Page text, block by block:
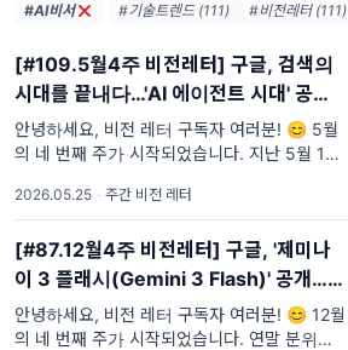
#AI비서 #기술트렌드 (111) #비전레터 (111)
#AI생태계 (38)
#엔비디아 (36)
#AI에이전트 (33)
#AI혁신 (33)
#AI인프라 (32)
#데이터센터 (31)
#디지털전환 (31)
#AI윤리 (31)
[#109.5월4주 비전레터] 구글, 검색의
시대를 끝내다…'AI 에이전트 시대' 공식
선언
안녕하세요, 비전 레터 구독자 여러분! 😊 5월
의 네 번째 주가 시작되었습니다. 지난 5월 19
사 중 하나인 '구글 I/O 2026'가
2026.05.25 · 주간 비전 레터
[#87.12월4주 비전레터] 구글, '제미나
이 3 플래시(Gemini 3 Flash)' 공개…
더 빠르고, 더 싸게, 더 많이 쓰는 AI
안녕하세요, 비전 레터 구독자 여러분! 😊 12월
의 네 번째 주가 시작되었습니다. 연말 분위기